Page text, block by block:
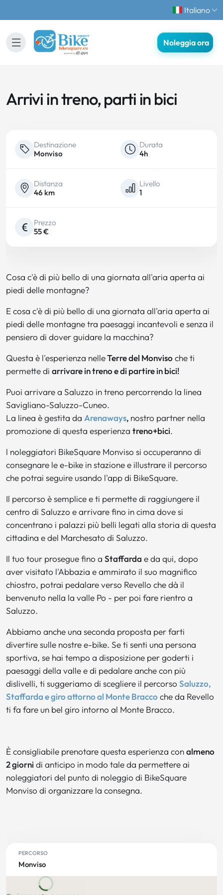
Italiano
Noleggia ora
Arrivi in treno, parti in bici
Destinazione
Monviso
Durata
4h
Distanza
46 km
Livello
1
Prezzo
55 €
Cosa c'è di più bello di una giornata all'aria aperta ai
piedi delle montagne?
E cosa c'è di più bello di una giornata all'aria aperta ai
piedi delle montagne tra paesaggi incantevoli e senza il
pensiero di dover guidare la macchina?
Questa è l'esperienza nelleTerre del Monvisoche ti
permette di arrivare in treno e di partire in bici!
Puoi arrivare a Saluzzo in treno percorrendo la linea
Savigliano-Saluzzo-Cuneo.
La linea è gestita da Arenaways, nostro partner nella
promozione di questa esperienza treno+bici.
l noleggiatori BikeSquare Monviso si occuperanno di
consegnare le e-bike in stazione e illustrare il percorso
che potrai seguire usando l'app di BikeSquare.
Il percorso è semplice e ti permette di raggiungere il
centro di Saluzzo e arrivare fino in cima dove si
concentrano i palazzi più belli legati alla storia di questa
cittadina e del Marchesato di Saluzzo.
Il tuo tour prosegue fino a Staffarda e da qui, dopo
aver visitato l'Abbazia e ammirato il suo magnifico
chiostro, potrai pedalare verso Revello che dà il
benvenuto nella la valle Po - per poi fare rientro a
Saluzzo.
Abbiamo anche una seconda proposta per farti
divertire sulle nostre e-bike. Se ti senti una persona
sportiva, se hai tempo a disposizione per goderti i
paesaggi della valle e di pedalare anche con più
dislivelli, ti suggeriamo di scegliere il percorso Saluzzo,
Staffarda e giro attorno al Monte Bracco che da Revello
ti fa fare un bel giro intorno al Monte Bracco.
È consigliabile prenotare questa esperienza conalmeno
2 giorni di anticipo in modo tale da permettere ai
noleggiatori del punto di noleggio di BikeSquare
Monviso di organizzare la consegna.
PERCORSO
Monviso